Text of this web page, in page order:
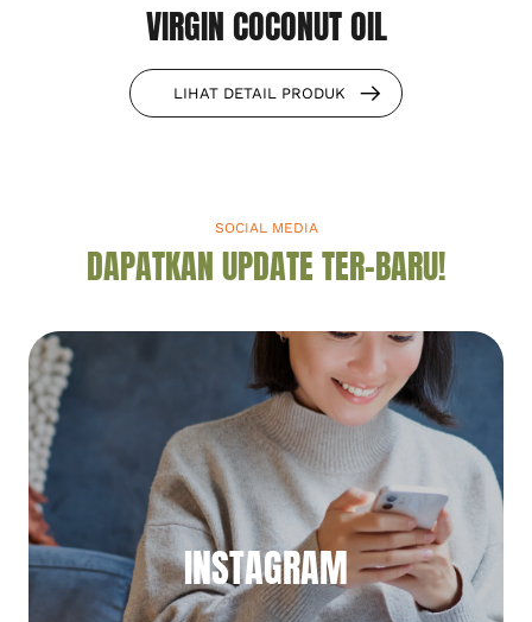
VIRGIN COCONUT OIL
LIHAT DETAIL PRODUK
SOCIAL MEDIA
DAPATKAN UPDATE TER-BARU!
INSTAGRAM